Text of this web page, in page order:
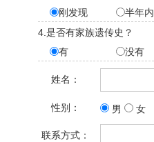
刚发现
半年内
4.是否有家族遗传史？
有
没有
姓名：
性别： 男 女
联系方式：